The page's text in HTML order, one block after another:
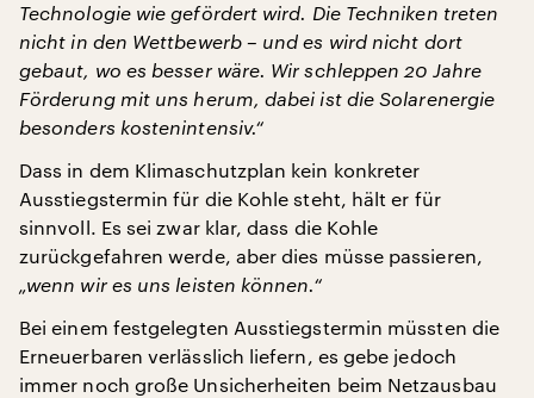
Technologie wie gefördert wird. Die Techniken treten
nicht in den Wettbewerb – und es wird nicht dort
gebaut, wo es besser wäre. Wir schleppen 20 Jahre
Förderung mit uns herum, dabei ist die Solarenergie
besonders kostenintensiv.“
Dass in dem Klimaschutzplan kein konkreter
Ausstiegstermin für die Kohle steht, hält er für
sinnvoll. Es sei zwar klar, dass die Kohle
zurückgefahren werde, aber dies müsse passieren,
„wenn wir es uns leisten können.“
Bei einem festgelegten Ausstiegstermin müssten die
Erneuerbaren verlässlich liefern, es gebe jedoch
immer noch große Unsicherheiten beim Netzausbau